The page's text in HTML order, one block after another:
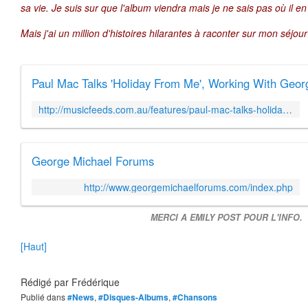
sa vie. Je suis sur que l'album viendra mais je ne sais pas où il
Mais j'ai un million d'histoires hilarantes à raconter sur mon
http://musicfeeds.com.au/features/paul-mac-talks-holiday-from-me-working-with-george-michael-and-troye-sivan/
George Michael Forums
http://www.georgemichaelforums.com/index.php
MERCI A EMILY POST POUR L'INFO.
[Haut]
Rédigé par Frédérique
Publié dans#News, #Disques-Albums, #Chansons